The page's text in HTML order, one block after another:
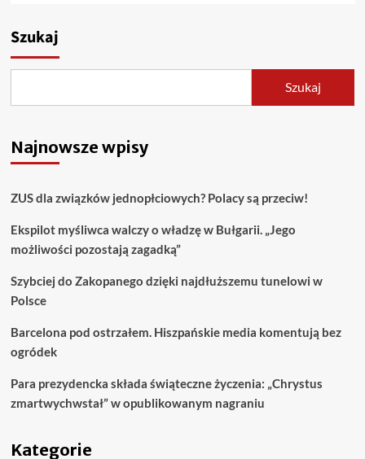
Szukaj
Szukaj
Najnowsze wpisy
ZUS dla związków jednopłciowych? Polacy są przeciw!
Ekspilot myśliwca walczy o władzę w Bułgarii. „Jego
możliwości pozostają zagadką”
Szybciej do Zakopanego dzięki najdłuższemu tunelowi w
Polsce
Barcelona pod ostrzałem. Hiszpańskie media komentują bez
ogródek
Para prezydencka składa świąteczne życzenia: „Chrystus
zmartwychwstał” w opublikowanym nagraniu
Kategorie